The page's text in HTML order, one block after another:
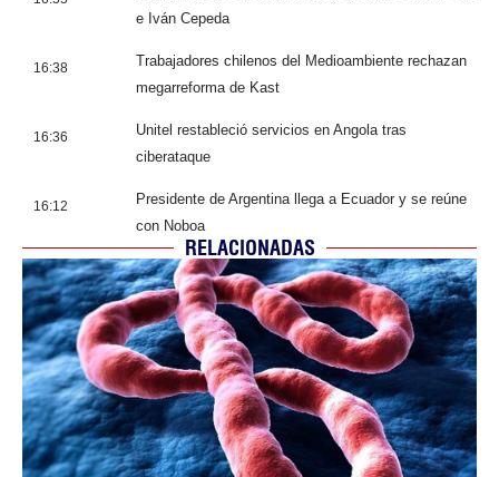
e Iván Cepeda
16:38
Trabajadores chilenos del Medioambiente rechazan
megarreforma de Kast
16:36
Unitel restableció servicios en Angola tras
ciberataque
16:12
Presidente de Argentina llega a Ecuador y se reúne
con Noboa
RELACIONADAS